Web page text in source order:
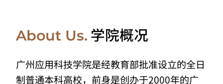
About Us. 学院概况
广州应用科技学院是经教育部批准设立的全日
制普通本科高校，前身是创办于2000年的广